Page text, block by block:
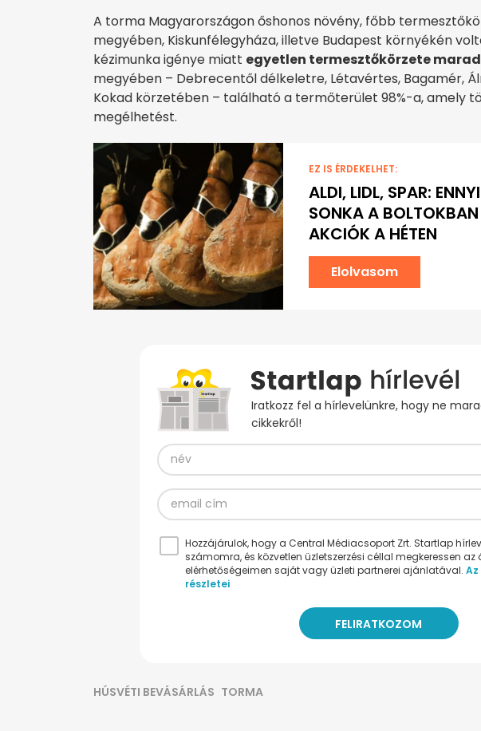
A torma Magyarországon őshonos növény, főbb
megyében, Kiskunfélegyháza, illetve Budapest környékén
kézimunka igénye miatt egyetlen termesztőkörzete
megyében – Debrecentől délkeletre, Létavértes, Bagamér,
Kokad körzetében – található a termőterület 98%-a, amely
megélhetést.
EZ IS ÉRDEKELHET:
ALDI, LIDL, SPAR:
SONKA A
AKCIÓK A HÉTEN
Elolvasom
Iratkozz fel a hírlevelünkre, hogy ne
cikkekről!
Hozzájárulok, hogy a Central Médiacsoport Zrt. Startlap
számomra, és közvetlen üzletszerzési céllal megkeressen
elérhetőségeimen saját vagy üzleti partnerei ajánlatával.
részletei
HÚSVÉTI BEVÁSÁRLÁS TORMA